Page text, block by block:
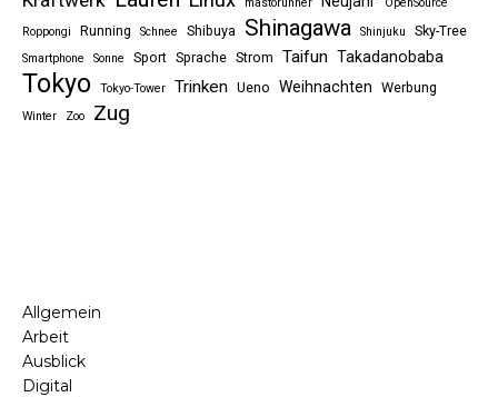
Roppongi
Running Schnee Shibuya Shinagawa Shinjuku Sky-Tree
Smartphone Sonne Sport Sprache Strom Taifun Takadanobaba
Tokyo Tokyo-Tower Trinken Ueno Weihnachten Werbung
Winter Zoo Zug
Allgemein
Arbeit
Ausblick
Digital